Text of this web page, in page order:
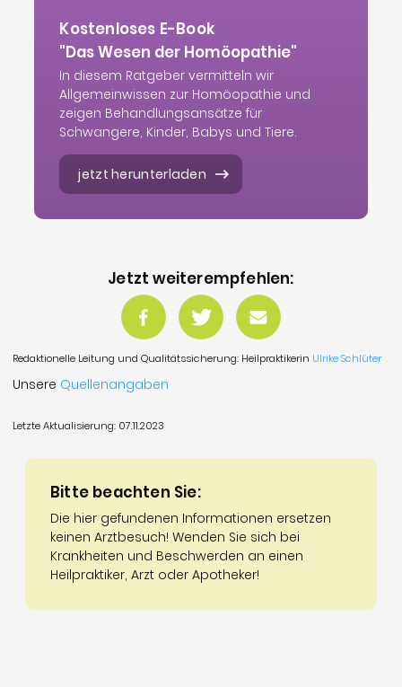
Kostenloses E-Book
"Das Wesen der Homöopathie"
In diesem Ratgeber vermitteln wir
Allgemeinwissen zur Homöopathie und
zeigen Behandlungsansätze für
Schwangere, Kinder, Babys und Tiere.
jetzt herunterladen
Jetzt weiterempfehlen:
Redaktionelle Leitung und Qualitätssicherung: Heilpraktikerin Ulrike Schlüter
Unsere Quellenangaben
Letzte Aktualisierung: 07.11.2023
Bitte beachten Sie:
Die hier gefundenen Informationen ersetzen
keinen Arztbesuch! Wenden Sie sich bei
Krankheiten und Beschwerden an einen
Heilpraktiker, Arzt oder Apotheker!